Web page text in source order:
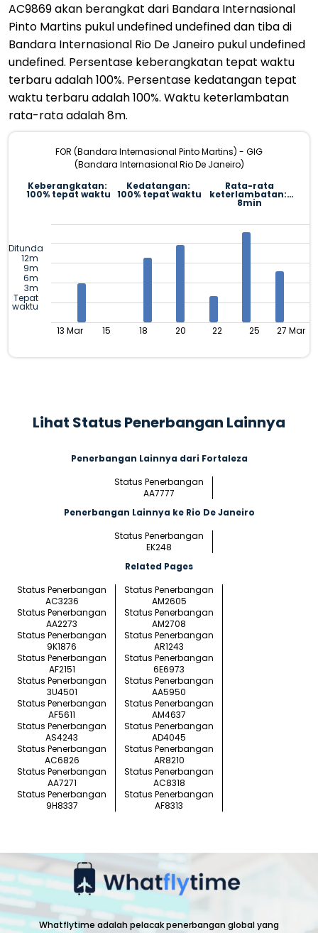
AC9869 akan berangkat dari Bandara Internasional
Pinto Martins pukul undefined undefined dan tiba di
Bandara Internasional Rio De Janeiro pukul undefined
undefined. Persentase keberangkatan tepat waktu
terbaru adalah 100%. Persentase kedatangan tepat
waktu terbaru adalah 100%. Waktu keterlambatan
rata-rata adalah 8m.
FOR (Bandara Internasional Pinto Martins) - GIG
(Bandara Internasional Rio De Janeiro)
Keberangkatan:
100% tepat waktu
Kedatangan:
100% tepat waktu
Rata-rata
keterlambatan:
8min
Ditunda
12m
9m
6m
3m
Tepat
waktu
13 Mar 15 18 20 22 25 27 Mar
Lihat Status Penerbangan Lainnya
Penerbangan Lainnya dari Fortaleza
Status Penerbangan
AA7777
Penerbangan Lainnya ke Rio De Janeiro
Status Penerbangan
EK248
Related Pages
Status Penerbangan
AC3236
Status Penerbangan
AM2605
Status Penerbangan
AA2273
Status Penerbangan
AM2708
Status Penerbangan
9K1876
Status Penerbangan
AR1243
Status Penerbangan
AF2151
Status Penerbangan
6E6973
Status Penerbangan
3U4501
Status Penerbangan
AA5950
Status Penerbangan
AF5611
Status Penerbangan
AM4637
Status Penerbangan
AS4243
Status Penerbangan
AD4045
Status Penerbangan
AC6826
Status Penerbangan
AR8210
Status Penerbangan
AA7271
Status Penerbangan
AC8318
Status Penerbangan
9H8337
Status Penerbangan
AF8313
Whatflytime adalah pelacak penerbangan global yang